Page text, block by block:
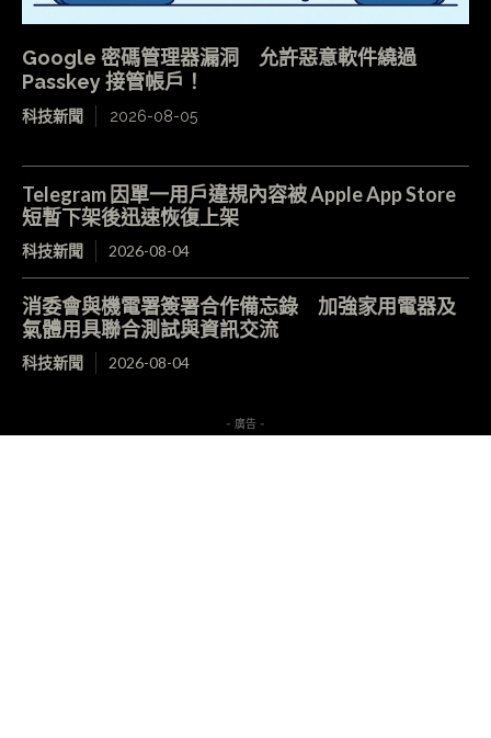
Google 密碼管理器漏洞 允許惡意軟件繞過
Passkey 接管帳戶！
科技新聞 2026-08-05
Telegram 因單一用戶違規內容被 Apple App Store
短暫下架後迅速恢復上架
科技新聞 2026-08-04
消委會與機電署簽署合作備忘錄 加強家用電器及
氣體用具聯合測試與資訊交流
科技新聞 2026-08-04
- 廣告 -